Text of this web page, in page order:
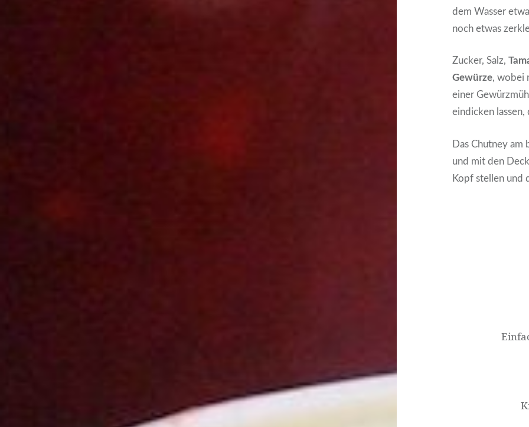
dem Wasser
noch etwas
Zucker, Salz,
Gewürze, wobei
einer
eindicken
Das Chutney am
und mit den
Kopf stellen und